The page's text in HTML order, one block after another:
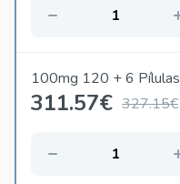
100mg 120 + 6 Pílulas
311.57€ 327.15€